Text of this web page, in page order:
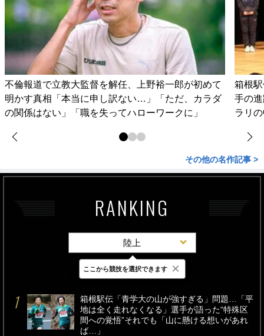
不倫報道で立教大監督を解任、上野裕一郎が初めて
明かす真相「本当に申し訳ない…」「ただ、カラダ
の関係はない」「職を失ってハローワークに」
箱根
手の
ラリ
その他の名作記事 >
RANKING
陸上
最新 24時間 週間
箱根駅伝「青学大の山が強すぎる」問題…「平
地は全く走れなくなる」選手が語った“特殊区
間への覚悟”それでも「山に懸ける想いがあれ
ば…」
ここから競技を選択できます ×